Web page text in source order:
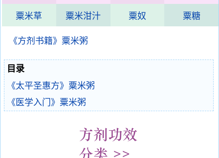
粟米草 粟米泔汁 粟奴 粟糖
《方剂书籍》粟米粥
目录
《太平圣惠方》粟米粥
《医学入门》粟米粥